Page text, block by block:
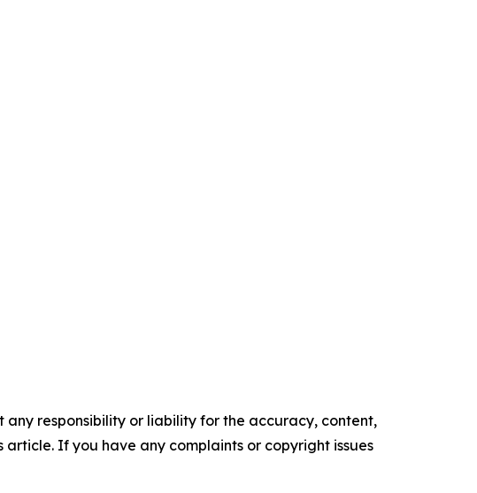
any responsibility or liability for the accuracy, content,
If you have any complaints or copyright issues